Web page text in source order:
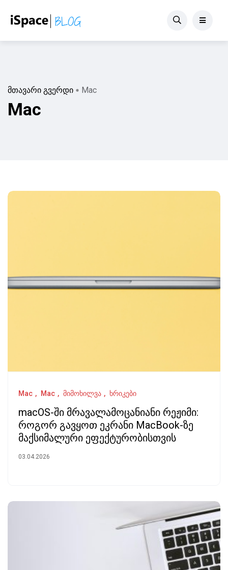
მთავარი გვერდი Mac
Mac
Mac Mac მიმოხილვა ხრიკები
macOS-ში მრავალამოცანიანი რეჟიმი:
როგორ გავყოთ ეკრანი MacBook-ზე
მაქსიმალური ეფექტურობისთვის
03.04.2026